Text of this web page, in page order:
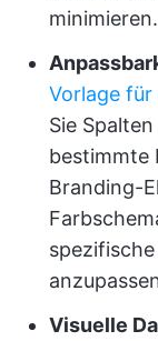
minimieren.
Vorlage
Sie
bestimmte
Branding-
Visuelle